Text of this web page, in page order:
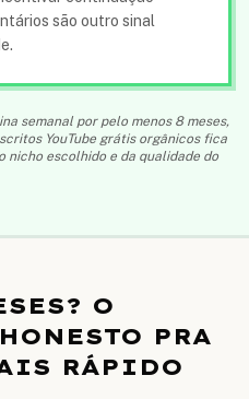
são outro sinal
semanal por pelo menos 8 meses,
YouTube grátis orgânicos fica
nicho escolhido e da qualidade do
O
PRA
RÁPIDO